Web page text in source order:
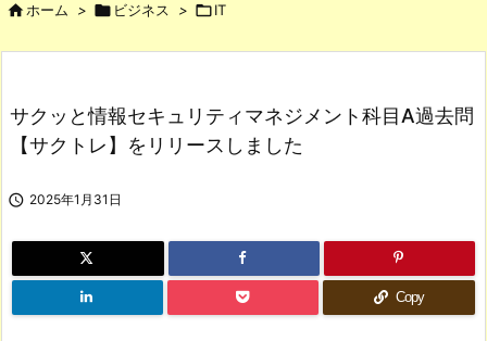
ホーム >  ビジネス > IT
サクッと情報セキュリティマネジメント科目A過去問
【サクトレ】をリリースしました
 2025年1月31日
Copy